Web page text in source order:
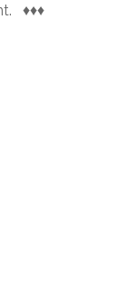
♦♦♦